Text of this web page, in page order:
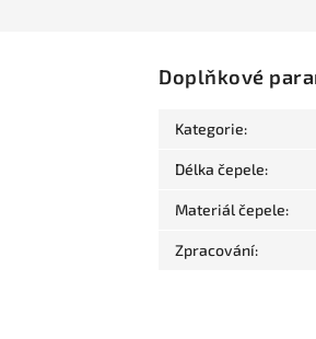
Doplňkové
Kategorie:
Délka čepele:
Materiál čepele:
Zpracování: